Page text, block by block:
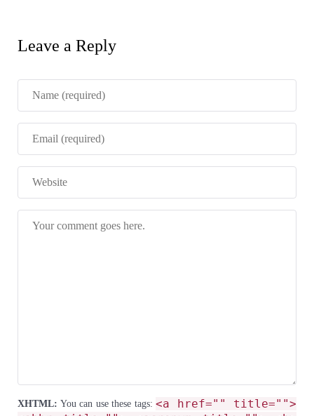
Leave a Reply
XHTML: You can use these tags: <a href="" title="">